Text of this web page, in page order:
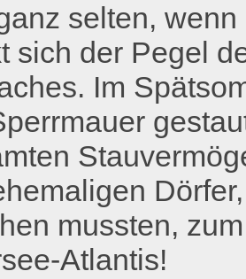
selten,
sich der Pegel
Im
mussten,
Atlantis!